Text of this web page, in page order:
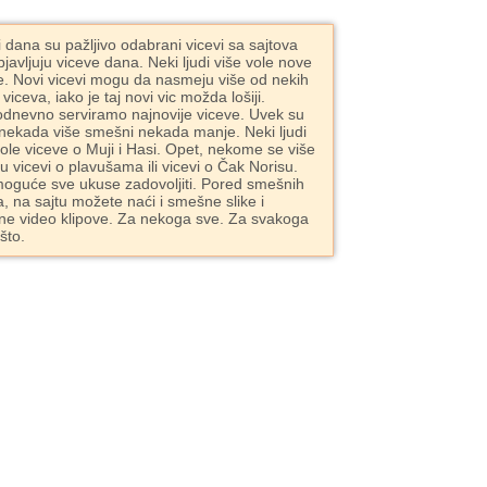
dana su pažljivo odabrani vicevi sa sajtova
viceve dana. Neki ljudi više vole nove
Novi vicevi mogu da nasmeju više od nekih
iako je taj novi vic možda lošiji.
serviramo najnovije viceve. Uvek su
više smešni nekada manje. Neki ljudi
viceve o Muji i Hasi. Opet, nekome se više
vicevi o plavušama ili vicevi o Čak Norisu.
sve ukuse zadovoljiti. Pored smešnih
na sajtu možete naći i smešne slike i
video klipove. Za nekoga sve. Za svakoga